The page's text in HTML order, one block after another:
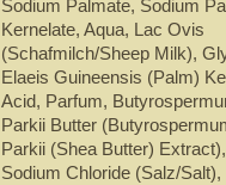
Sodium Palmate, Sodium
Kernelate, Aqua, Lac Ovis
(Schafmilch/Sheep Milk),
Elaeis Guineensis (Palm)
Acid, Parfum,
Parkii Butter
Parkii (Shea Butter) Extract),
Sodium Chloride (Salz/Salt),